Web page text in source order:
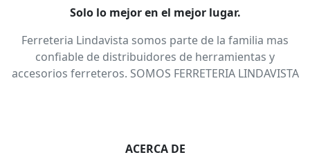
Solo lo mejor en el mejor lugar.
Ferreteria Lindavista somos parte de la familia mas
confiable de distribuidores de herramientas y
accesorios ferreteros. SOMOS FERRETERIA LINDAVISTA
ACERCA DE